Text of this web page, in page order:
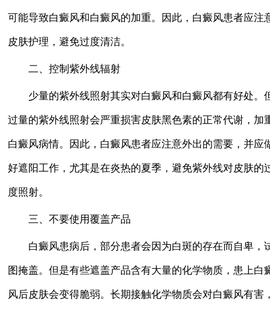
可能导致白癜风和白癜风的加重。因此，白癜风患者应注
皮肤护理，避免过度清洁。
二、控制紫外线辐射
少量的紫外线照射其实对白癜风和白癜风都有好处。
过量的紫外线照射会严重损害皮肤黑色素的正常代谢，加
白癜风病情。因此，白癜风患者应注意外出的需要，并应
好遮阳工作，尤其是在炎热的夏季，避免紫外线对皮肤的
度照射。
三、不要使用覆盖产品
白癜风患病后，部分患者会因为白斑的存在而自卑，
图掩盖。但是有些遮盖产品含有大量的化学物质，患上白
风后皮肤会变得脆弱。长期接触化学物质会对白癜风有害